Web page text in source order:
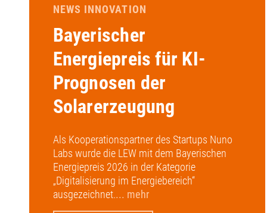
NEWS INNOVATION
Bayerischer
Energiepreis für KI-
Prognosen der
Solarerzeugung
Als Kooperationspartner des Startups Nuno
Labs wurde die LEW mit dem Bayerischen
Energiepreis 2026 in der Kategorie
„Digitalisierung im Energiebereich“
ausgezeichnet.... mehr